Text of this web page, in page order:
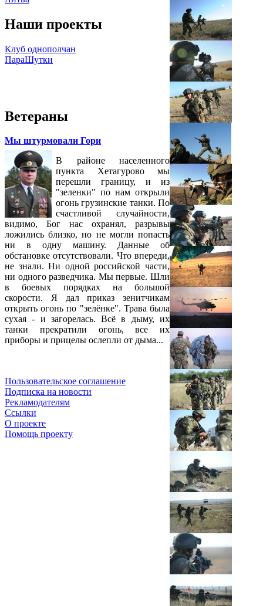
Наши проекты
Клуб однополчан
ПараШутки
Ветераны
Мы штурмовали Гори
В районе населенного
пункта Хетагурово мы
перешли границу, и из
"зеленки" по нам открыли
огонь грузинские танки. По
счастливой случайности,
видимо, Бог нас охранял, разрывы
ложились близко, но не могли попасть
ни в одну машину. Данные об
обстановке отсутствовали. Что впереди,
не знали. Ни одной российской части,
ни одного разведчика. Мы первые. Шли
в боевых порядках на большой
скорости. Я дал приказ зенитчикам
открыть огонь по "зелёнке". Трава была
сухая - и загорелась. Всё в дыму, их
танки прекратили огонь, все их
приборы и прицелы ослепли от дыма...
Пользовательское соглашение
Подписка на новости
Рекламодателям
Ссылки
О проекте
Помощь проекту